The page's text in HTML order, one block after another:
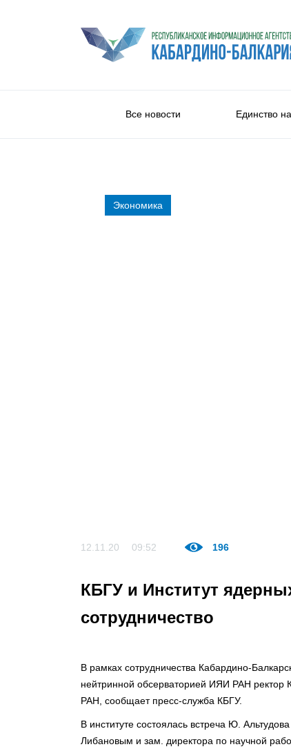
Все новости Единство
Экономика
12.11.20 09:52 196
КБГУ и Институт
сотрудничество
В рамках сотрудничества Кабардино-
нейтринной обсерваторией ИЯИ РАН ректор
РАН, сообщает пресс-служба КБГУ.
В институте состоялась встреча Ю.
Либановым и зам. директора по научной